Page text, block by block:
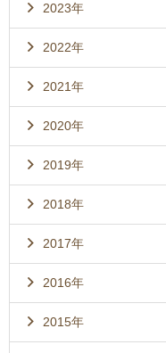
2023年
2022年
2021年
2020年
2019年
2018年
2017年
2016年
2015年